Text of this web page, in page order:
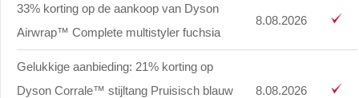
33% korting op de aankoop van Dyson
Airwrap™ Complete multistyler fuchsia
8.08.2026
Gelukkige aanbieding: 21% korting op
Dyson Corrale™ stijltang Pruisisch blauw
8.08.2026